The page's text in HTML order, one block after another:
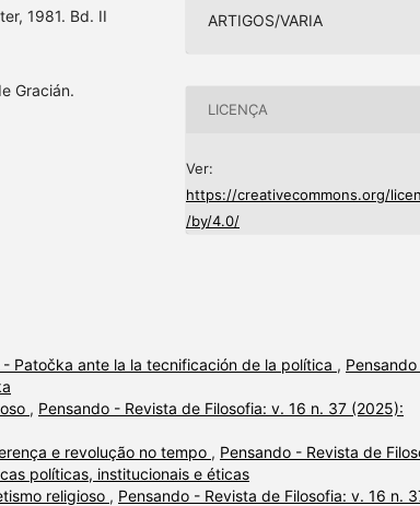
1981. Bd. II
Gracián.
ARTIGOS/VARIA
LICENÇA
Ver:
https://creativecommons.org/
/by/4.0/
Patočka ante la la tecnificación de la política ,
, Pensando - Revista de Filosofia: v. 16 n. 37 (2025):
e revolução no tempo , Pensando - Revista de
políticas, institucionais e éticas
religioso , Pensando - Revista de Filosofia: v. 16 n.